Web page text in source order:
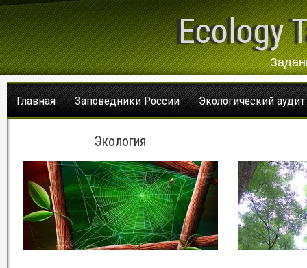
Ecology
Главная Заповедники России Экологический аудит
Экология